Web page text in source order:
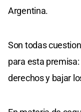
Argentina.
Son todas
para esta
derechos y bajar